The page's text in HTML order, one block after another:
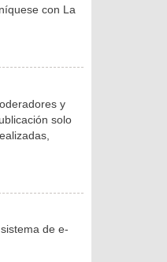
con La
y
solo
de e-